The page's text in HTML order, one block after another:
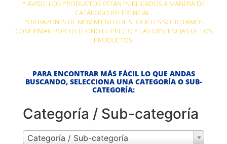
* AVISO: LOS PRODUCTOS ESTÁN PUBLICADOS A MANERA DE
CATÁLOGO REFERENCIAL.
POR RAZONES DE MOVIMIENTO DE STOCK LES SOLICITAMOS
CONFIRMAR POR TELÉFONO EL PRECIO Y LAS EXISTENCIAS DE LOS
PRODUCTOS.
PARA ENCONTRAR MÁS FÁCIL LO QUE ANDAS
BUSCANDO, SELECCIONA UNA CATEGORÍA O SUB-
CATEGORÍA:
Categoría / Sub-categoría
Categoría / Sub-categoría